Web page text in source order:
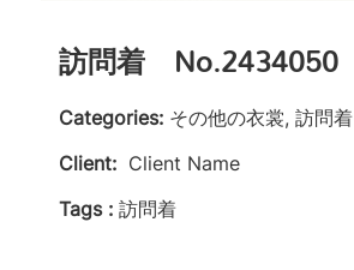
訪問着 No.2434050
Categories: その他の衣裳, 訪問着
Client: Client Name
Tags : 訪問着